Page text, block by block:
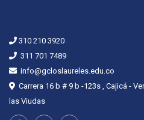
310 210 3920
311 701 7489
info@gcloslaureles.edu.co
Carrera 16 b # 9 b -123s , Cajicá -
las Viudas